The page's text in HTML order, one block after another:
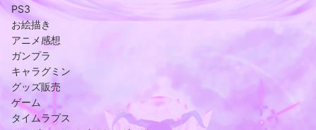
PS3
お絵描き
アニメ感想
ガンプラ
キャラグミン
グッズ販売
ゲーム
タイムラプス